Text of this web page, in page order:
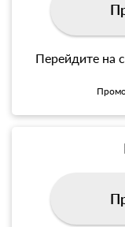
Перейдите на